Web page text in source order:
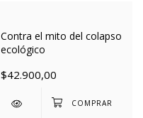
Contra el mito del colapso
ecológico
$42.900,00